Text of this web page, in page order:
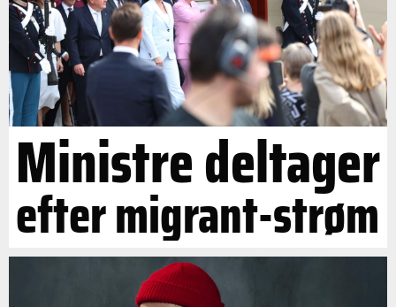
Ministre deltager
efter migrant-strøm